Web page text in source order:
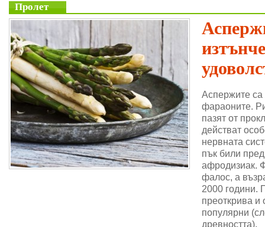
Пролет
Аспержите
фараоните.
пазят от
действат
нервната
пък били
афродизиак.
фалос, а
2000 години.
преоткрива и
популярни
древността).